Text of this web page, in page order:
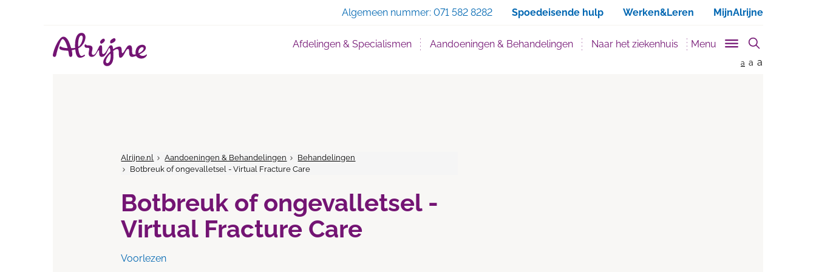
Algemeen nummer: 071 582 8282 Spoedeisende hulp Werken&Leren MijnAlrijne
Afdelingen & Specialismen Aandoeningen & Behandelingen Naar het ziekenhuis Menu
a a a
Alrijne.nl Aandoeningen & Behandelingen
Behandelingen
Botbreuk of ongevalletsel - Virtual Fracture Care
Botbreuk of ongevalletsel -
Virtual Fracture Care
Voorlezen